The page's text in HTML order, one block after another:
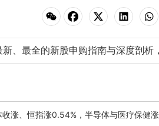
新、最全的新股申购指南与深度剖析
涨、恒指涨0.54%，半导体与医疗保健